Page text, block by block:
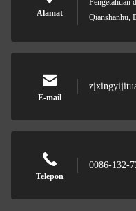
Alamat
Pengetahuan
Qianshanhu,
E-mail
Telepon
0086-132-